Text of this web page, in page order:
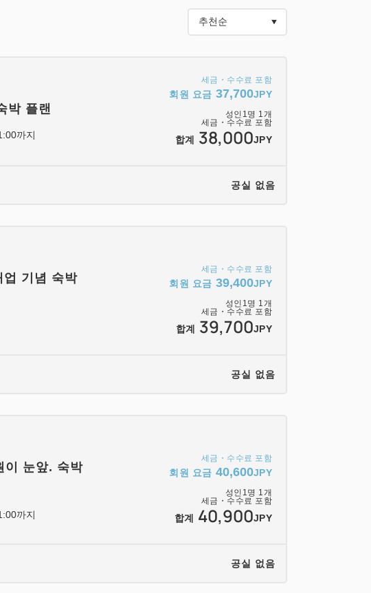
델의140cm복 세미 더블 베드를 설치하고 있습니다.
프링을 배열하며、어떤 잠자세라도 몸에 맞음.
또 단면을「필로우 탑」로 만들어낸 맞춤제품.
탑면을 사용하며「싸이는 부드러움」을。
폰 충전기를 전실에 완비.
욕탕을 이용하실 수 있습니다.
의 타올을 지참하십시오.대욕탕에는 준비가 되어있지
세금・수수료 포함
회원 요금 37,700JPY
성인 1명 1개
세금・수수료 포함
합계 38,000JPY
박 플랜
까지
공실 없음
세금・수수료 포함
회원 요금 39,400JPY
성인 1명 1개
세금・수수료 포함
합계 39,700JPY
업 기념 숙박
공실 없음
세금・수수료 포함
회원 요금 40,600JPY
성인 1명 1개
세금・수수료 포함
합계 40,900JPY
이 눈앞. 숙박
까지
공실 없음